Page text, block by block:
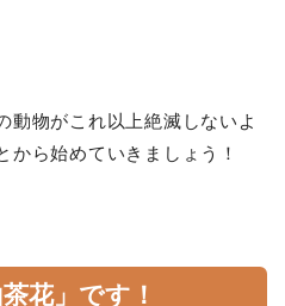
動物がこれ以上絶滅しないよ
から始めていきましょう！
花」です！